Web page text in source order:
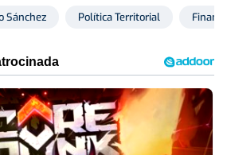
Sánchez Política Territorial